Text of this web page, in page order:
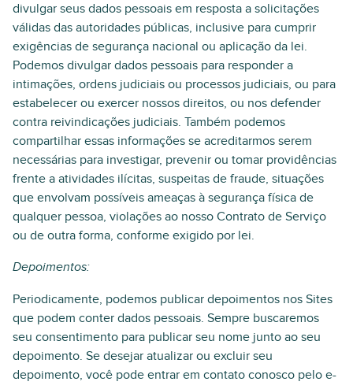
divulgar seus dados pessoais em resposta a solicitações
válidas das autoridades públicas, inclusive para cumprir
exigências de segurança nacional ou aplicação da lei.
Podemos divulgar dados pessoais para responder a
intimações, ordens judiciais ou processos judiciais, ou para
estabelecer ou exercer nossos direitos, ou nos defender
contra reivindicações judiciais. Também podemos
compartilhar essas informações se acreditarmos serem
necessárias para investigar, prevenir ou tomar providências
frente a atividades ilícitas, suspeitas de fraude, situações
que envolvam possíveis ameaças à segurança física de
qualquer pessoa, violações ao nosso Contrato de Serviço
ou de outra forma, conforme exigido por lei.
Depoimentos:
Periodicamente, podemos publicar depoimentos nos Sites
que podem conter dados pessoais. Sempre buscaremos
seu consentimento para publicar seu nome junto ao seu
depoimento. Se desejar atualizar ou excluir seu
depoimento, você pode entrar em contato conosco pelo e-